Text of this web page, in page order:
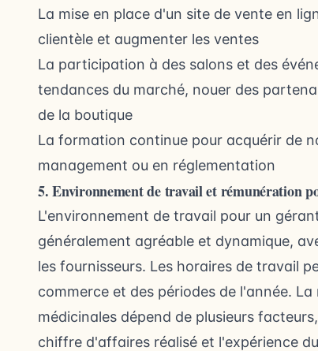
La mise en place d'un site de vente en
clientèle et augmenter les ventes
La participation à des salons et des
tendances du marché, nouer des
de la boutique
La formation continue pour acquérir de
management ou en réglementation
5. Environnement de travail et rémunération
L'environnement de travail pour un
généralement agréable et dynamique,
les fournisseurs. Les horaires de travail
commerce et des périodes de l'année.
médicinales dépend de plusieurs
chiffre d'affaires réalisé et l'expérience